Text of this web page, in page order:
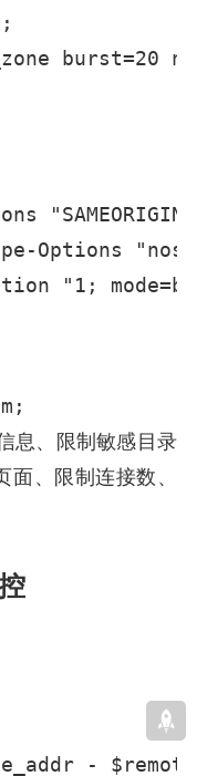
burst=20
Options
"1;
息、限制敏感目录
、限制连接数、
-